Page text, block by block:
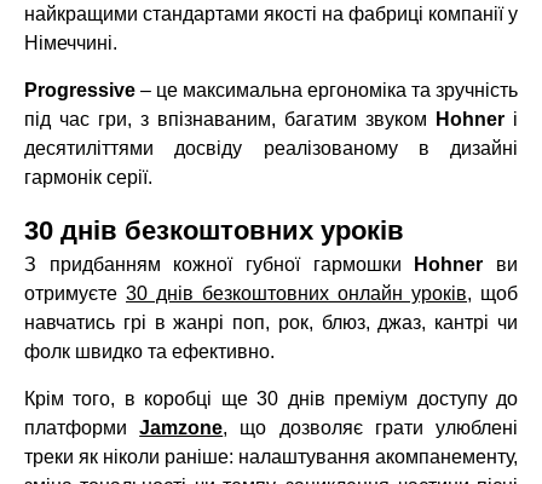
найкращими стандартами якості на фабриці компанії у
Німеччині.
Progressive – це максимальна ергономіка та зручність
під час гри, з впізнаваним, багатим звуком
Hohner і
десятиліттями досвіду реалізованому в дизайні
гармонік серії.
30 днів безкоштовних уроків
З придбанням кожної губної гармошки Hohner ви
отримуєте 30 днів безкоштовних онлайн уроків, щоб
навчатись грі в жанрі поп, рок, блюз, джаз, кантрі чи
фолк швидко та ефективно.
Крім того, в коробці ще 30 днів преміум доступу до
платформиJamzone, що дозволяє грати улюблені
треки як ніколи раніше: налаштування акомпанементу,